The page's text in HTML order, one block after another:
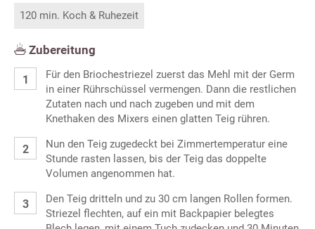
120 min. Koch & Ruhezeit
Zubereitung
Für den Briochestriezel zuerst das Mehl mit der Germ
in einer Rührschüssel vermengen. Dann die restlichen
Zutaten nach und nach zugeben und mit dem
Knethaken des Mixers einen glatten Teig rühren.
Nun den Teig zugedeckt bei Zimmertemperatur eine
Stunde rasten lassen, bis der Teig das doppelte
Volumen angenommen hat.
Den Teig dritteln und zu 30 cm langen Rollen formen.
Striezel flechten, auf ein mit Backpapier belegtes